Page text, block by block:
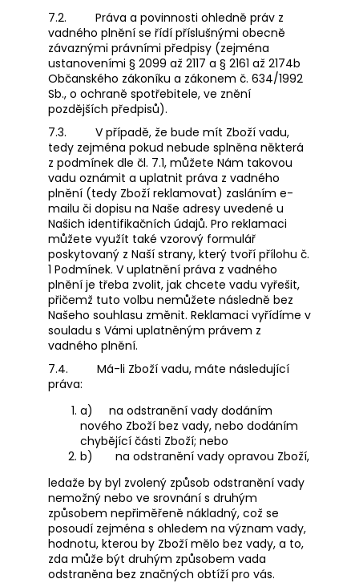
7.2.
Práva a povinnosti ohledně práv z
vadného plnění se řídí příslušnými obecně
závaznými právními předpisy (zejména
ustanoveními § 2099 až 2117 a § 2161 až 2174b
Občanského zákoníku a zákonem č. 634/1992
Sb., o ochraně spotřebitele, ve znění
pozdějších předpisů).
7.3.
V případě, že bude mít Zboží vadu,
tedy zejména pokud nebude splněna některá
z podmínek dle čl. 7.1, můžete Nám takovou
vadu oznámit a uplatnit práva z vadného
plnění (tedy Zboží reklamovat) zasláním e-
mailu či dopisu na Naše adresy uvedené u
Našich identifikačních údajů. Pro reklamaci
můžete využít také vzorový formulář
poskytovaný z Naší strany, který tvoří přílohu č.
1 Podmínek. V uplatnění práva z vadného
plnění je třeba zvolit, jak chcete vadu vyřešit,
přičemž tuto volbu nemůžete následně bez
Našeho souhlasu změnit. Reklamaci vyřídíme v
souladu s Vámi uplatněným právem z
vadného plnění.
7.4.
Má-li Zboží vadu, máte následující
práva:
a)
na odstranění vady dodáním
nového Zboží bez vady, nebo dodáním
chybějící části Zboží; nebo
b)
na odstranění vady opravou Zboží,
ledaže by byl zvolený způsob odstranění vady
nemožný nebo ve srovnání s druhým
způsobem nepřiměřeně nákladný, což se
posoudí zejména s ohledem na význam vady,
hodnotu, kterou by Zboží mělo bez vady, a to,
zda může být druhým způsobem vada
odstraněna bez značných obtíží pro vás.